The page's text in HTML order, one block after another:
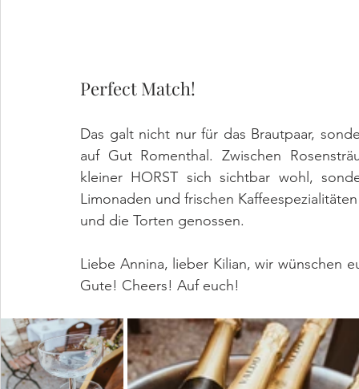
Perfect Match!
Das galt nicht nur für das Brautpaar,
auf Gut Romenthal. Zwischen
kleiner HORST sich sichtbar wohl,
Limonaden und frischen
und die Torten genossen.
Liebe Annina, lieber Kilian, wir wünschen
Gute! Cheers! Auf euch!